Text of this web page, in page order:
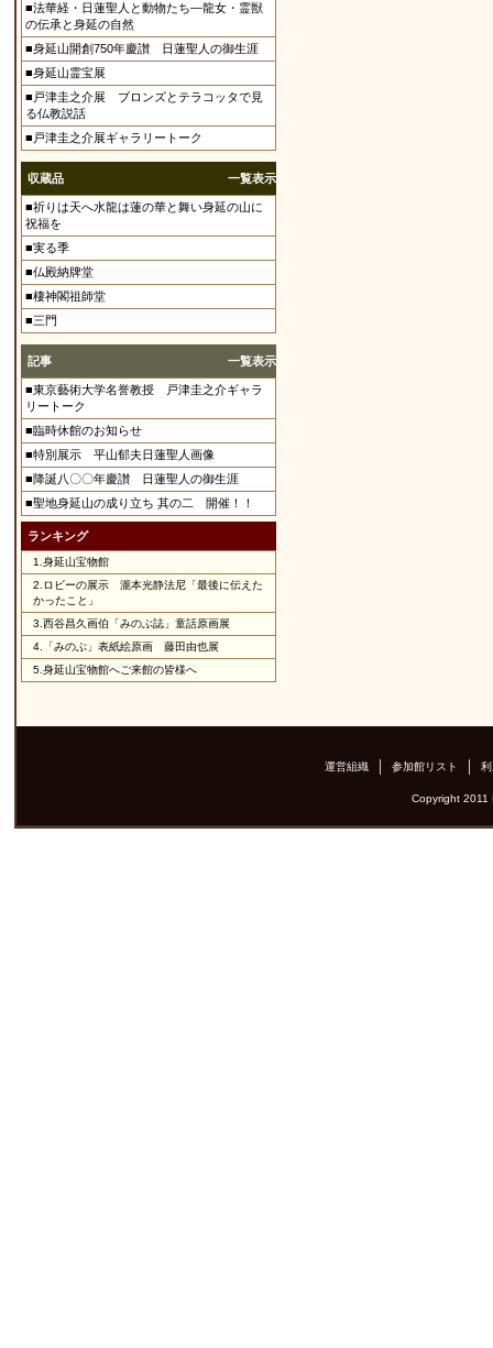
■法華経・日蓮聖人と動物たち―龍女・霊獣
の伝承と身延の自然
■身延山開創750年慶讃 日蓮聖人の御生涯
■身延山霊宝展
■戸津圭之介展 ブロンズとテラコッタで見
る仏教説話
■戸津圭之介展ギャラリートーク
収蔵品 一覧表示
■祈りは天へ水龍は蓮の華と舞い身延の山に
祝福を
■実る季
■仏殿納牌堂
■棲神閣祖師堂
■三門
記事 一覧表示
■東京藝術大学名誉教授 戸津圭之介ギャラ
リートーク
■臨時休館のお知らせ
■特別展示 平山郁夫日蓮聖人画像
■降誕八〇〇年慶讃 日蓮聖人の御生涯
■聖地身延山の成り立ち 其の二 開催！！
ランキング
1. 身延山宝物館
2. ロビーの展示 瀧本光静法尼「最後に伝えた
かったこと」
3. 西谷昌久画伯「みのぶ誌」童話原画展
4.
「みのぶ」表紙絵原画 藤田由也展
5. 身延山宝物館へご来館の皆様へ
運営組織 参加館リスト
Copyright 2011